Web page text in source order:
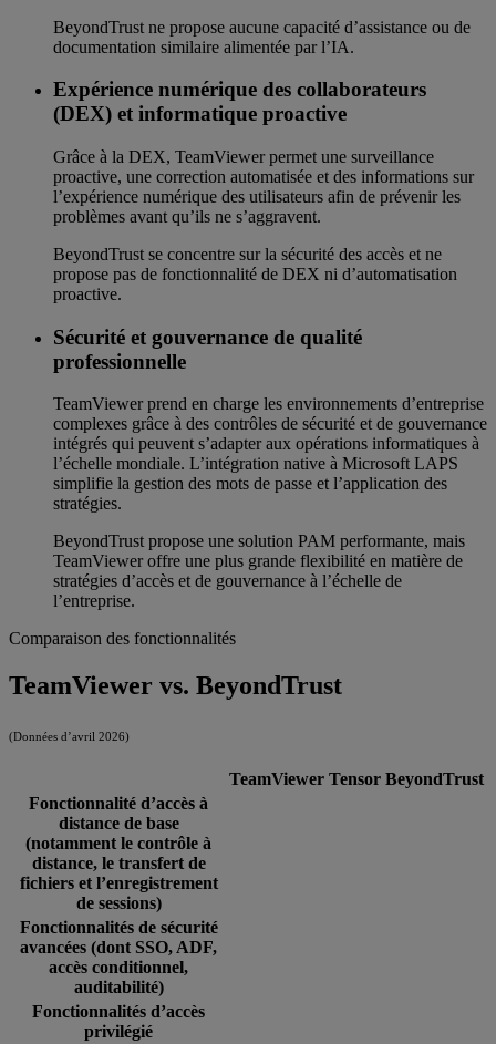
BeyondTrust ne propose aucune capacité d’assistance ou de
documentation similaire alimentée par l’IA.
Expérience numérique des collaborateurs
(DEX) et informatique proactive
Grâce à la DEX, TeamViewer permet une surveillance
proactive, une correction automatisée et des informations sur
l’expérience numérique des utilisateurs afin de prévenir les
problèmes avant qu’ils ne s’aggravent.
BeyondTrust se concentre sur la sécurité des accès et ne
propose pas de fonctionnalité de DEX ni d’automatisation
proactive.
Sécurité et gouvernance de qualité
professionnelle
TeamViewer prend en charge les environnements d’entreprise
complexes grâce à des contrôles de sécurité et de gouvernance
intégrés qui peuvent s’adapter aux opérations informatiques à
l’échelle mondiale. L’intégration native à Microsoft LAPS
simplifie la gestion des mots de passe et l’application des
stratégies.
BeyondTrust propose une solution PAM performante, mais
TeamViewer offre une plus grande flexibilité en matière de
stratégies d’accès et de gouvernance à l’échelle de
l’entreprise.
Comparaison des fonctionnalités
TeamViewer vs. BeyondTrust
(Données d’avril 2026)
TeamViewer Tensor BeyondTrust
Fonctionnalité d’accès à
distance de base
(notamment le contrôle à
distance, le transfert de
fichiers et l’enregistrement
de sessions)
Fonctionnalités de sécurité
avancées (dont SSO, ADF,
accès conditionnel,
auditabilité)
Fonctionnalités d’accès
privilégié